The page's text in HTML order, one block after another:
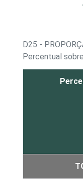
D25 -
Percentual